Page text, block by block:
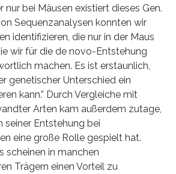
nur bei Mäusen existiert dieses Gen.
Sequenzanalysen konnten wir
identifizieren, die nur in der Maus
wir für die de novo-Entstehung
machen. Es ist erstaunlich,
genetischer Unterschied ein
kann.” Durch Vergleiche mit
Arten kam außerdem zutage,
seiner Entstehung bei
eine große Rolle gespielt hat.
scheinen in manchen
Trägern einen Vorteil zu